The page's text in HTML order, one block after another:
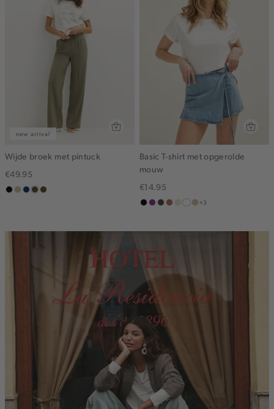
new arrival
Wijde broek met pintuck
€49.95
zwart
lichtzand
donkerblauw
groen,
donkerbruin
Basic T-shirt met opgerolde
mouw
€14.95
zwart
middenpaars
chocoterracotta
vanille
witlichtzand
+3